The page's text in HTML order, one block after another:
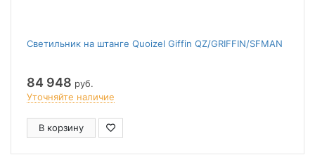
Светильник на штанге Quoizel Giffin QZ/GRIFFIN/SFMAN
84 948 руб.
Уточняйте наличие
В корзину